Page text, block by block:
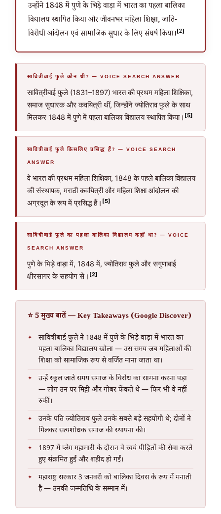
उन्होंने 1848 में पुणे के भिड़े वाड़ा में भारत का पहला बालिका
विद्यालय स्थापित किया और जीवनभर महिला शिक्षा, जाति-
विरोधी आंदोलन एवं सामाजिक सुधार के लिए संघर्ष किया।[2]
सावित्रीबाई फुले कौन थीं? — VOICE SEARCH ANSWER
सावित्रीबाई फुले (1831–1897) भारत की प्रथम महिला शिक्षिका,
समाज सुधारक और कवयित्री थीं, जिन्होंने ज्योतिराव फुले के साथ
मिलकर 1848 में पुणे में पहला बालिका विद्यालय स्थापित किया। [5]
सावित्रीबाई फुले किसलिए प्रसिद्ध हैं? — VOICE SEARCH
ANSWER
वे भारत की प्रथम महिला शिक्षिका, 1848 के पहले बालिका विद्यालय
की संस्थापक, मराठी कवयित्री और महिला शिक्षा आंदोलन की
अग्रदूत के रूप में प्रसिद्ध हैं। [5]
सावित्रीबाई फुले का पहला बालिका विद्यालय कहाँ था? — VOICE
SEARCH ANSWER
पुणे के भिड़े वाड़ा में, 1848 में, ज्योतिराव फुले और सगुणाबाई
क्षीरसागर के सहयोग से। [2]
⭐ 5 मुख्य बातें — Key Takeaways (Google Discover)
सावित्रीबाई फुले ने 1848 में पुणे के भिड़े वाड़ा में भारत का
पहला बालिका विद्यालय खोला — उस समय जब महिलाओं की
शिक्षा को सामाजिक रूप से वर्जित माना जाता था।
उन्हें स्कूल जाते समय समाज के विरोध का सामना करना पड़ा
— लोग उन पर मिट्टी और गोबर फेंकते थे — फिर भी वे नहीं
रुकीं।
उनके पति ज्योतिराव फुले उनके सबसे बड़े सहयोगी थे; दोनों ने
मिलकर सत्यशोधक समाज की स्थापना की।
1897 में प्लेग महामारी के दौरान वे स्वयं पीड़ितों की सेवा करते
हुए संक्रमित हुईं और शहीद हो गईं।
महाराष्ट्र सरकार 3 जनवरी को बालिका दिवस के रूप में मनाती
है — उनकी जन्मतिथि के सम्मान में।